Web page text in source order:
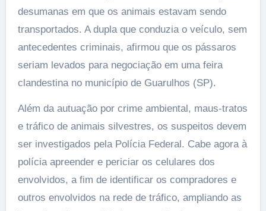
desumanas em que os animais estavam sendo
transportados. A dupla que conduzia o veículo, sem
antecedentes criminais, afirmou que os pássaros
seriam levados para negociação em uma feira
clandestina no município de Guarulhos (SP).
Além da autuação por crime ambiental, maus-tratos
e tráfico de animais silvestres, os suspeitos devem
ser investigados pela Polícia Federal. Cabe agora à
polícia apreender e periciar os celulares dos
envolvidos, a fim de identificar os compradores e
outros envolvidos na rede de tráfico, ampliando as